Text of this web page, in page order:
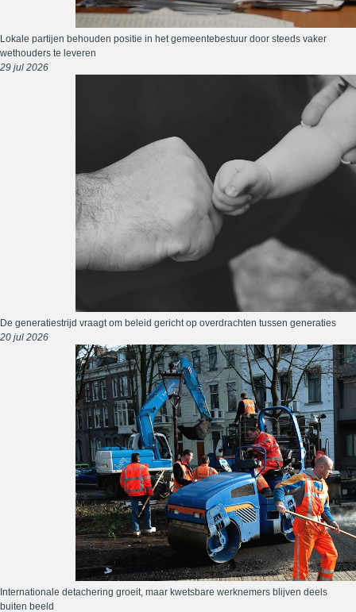
Lokale partijen behouden positie in het gemeentebestuur door steeds vaker
wethouders te leveren
29 jul 2026
De generatiestrijd vraagt om beleid gericht op overdrachten tussen generaties
20 jul 2026
Internationale detachering groeit, maar kwetsbare werknemers blijven deels
buiten beeld